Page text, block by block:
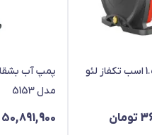
پمپ آب بشقابی 1.5 اسب تکفاز لئو
تومان
مدل 5153
50,891,900